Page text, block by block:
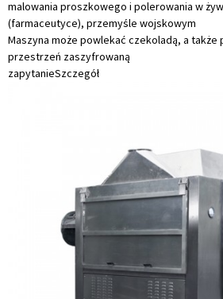
malowania proszkowego i polerowania w
(farmaceutyce), przemyśle wojskowym
Maszyna może powlekać czekoladą, a także
przestrzeń zaszyfrowaną
zapytanieSzczegół